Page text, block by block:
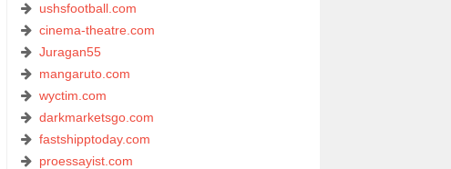
ushsfootball.com
cinema-theatre.com
Juragan55
mangaruto.com
wyctim.com
darkmarketsgo.com
fastshipptoday.com
proessayist.com